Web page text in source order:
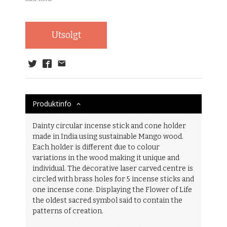
Utsolgt
Produktinfo
Dainty circular incense stick and cone holder
made in India using sustainable Mango wood.
Each holder is different due to colour
variations in the wood making it unique and
individual. The decorative laser carved centre is
circled with brass holes for 5 incense sticks and
one incense cone. Displaying the Flower of Life
the oldest sacred symbol said to contain the
patterns of creation.